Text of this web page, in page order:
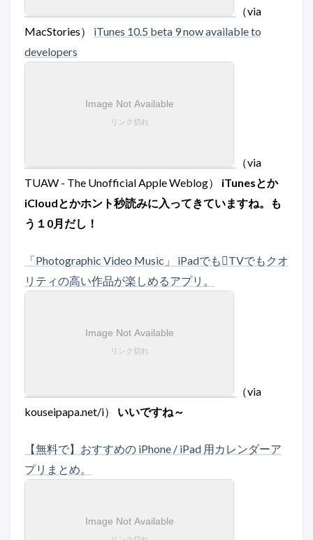
（via
MacStories） iTunes 10.5 beta 9 now available to
developers
（via
TUAW - The Unofficial Apple Weblog） iTunesとか
iCloudとかホント秒読みに入ってきていますね。も
う１0月だし！
「Photographic Video Music」 iPadでもTVでもクオ
リティの高い作品が楽しめるアプリ。
（via
kouseipapa.net/i） いいですね～
【無料で】おすすめの iPhone / iPad 用カレンダーア
プリまとめ。